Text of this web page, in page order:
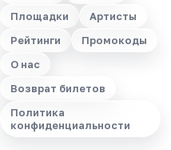
Площадки
Артисты
Рейтинги
Промокоды
О нас
Возврат билетов
Политика
конфиденциальности